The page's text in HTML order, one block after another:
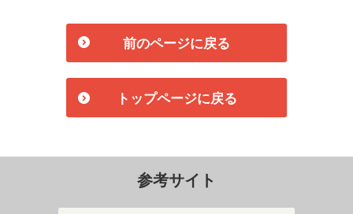
前のページに戻る
トップページに戻る
参考サイト